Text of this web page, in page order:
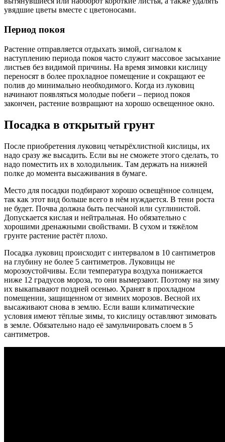
увядшие цветы вместе с цветоносами.
Период покоя
Растение отправляется отдыхать зимой, сигналом к
наступлению периода покоя часто служит массовое засыхание
листьев без видимой причины. На время зимовки кислицу
переносят в более прохладное помещение и сокращают ее
полив до минимально необходимого. Когда из луковиц
начинают появляться молодые побеги – период покоя
закончен, растение возвращают на хорошо освещенное окно.
Посадка в открытый грунт
После приобретения луковиц четырёхлистной кислицы, их
надо сразу же высадить. Если вы не сможете этого сделать, то
надо поместить их в холодильник. Там держать на нижней
полке до момента высаживания в бумаге.
Место для посадки подбирают хорошо освещённое солнцем,
так как этот вид больше всего в нём нуждается. В тени роста
не будет. Почва должна быть песчаной или суглинистой.
Допускается кислая и нейтральная. Но обязательно с
хорошими дренажными свойствами. В сухом и тяжёлом
грунте растение растёт плохо.
Посадка луковиц происходит с интервалом в 10 сантиметров
на глубину не более 5 сантиметров. Луковицы не
морозоустойчивы. Если температура воздуха понижается
ниже 12 градусов мороза, то они вымерзают. Поэтому на зиму
их выкапывают поздней осенью. Хранят в прохладном
помещении, защищенном от зимних морозов. Весной их
высаживают снова в землю. Если ваши климатические
условия имеют тёплые зимы, то кислицу оставляют зимовать
в земле. Обязательно надо её замульчировать слоем в 5
сантиметров.